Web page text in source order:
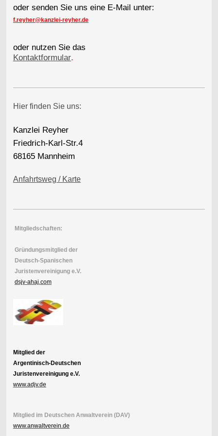
oder senden Sie uns eine E-Mail unter:
f.reyher@kanzlei-reyher.de
oder nutzen Sie das
Kontaktformular.
Hier finden Sie uns:
Kanzlei Reyher
Friedrich-Karl-Str.4
68165 Mannheim
Anfahrtsweg / Karte
Mitgliedschaften:
Gründungsmitglied der
Deutsch-Spanischen
Juristenvereinigung e.V.
dsjv-ahaj. com
Mitglied der
Argentinisch-Deutschen
Juristenvereinigung e.V.
www.adjv.de
Mitglied im Deutschen Anwaltverein (DAV)
www.anwaltverein.de